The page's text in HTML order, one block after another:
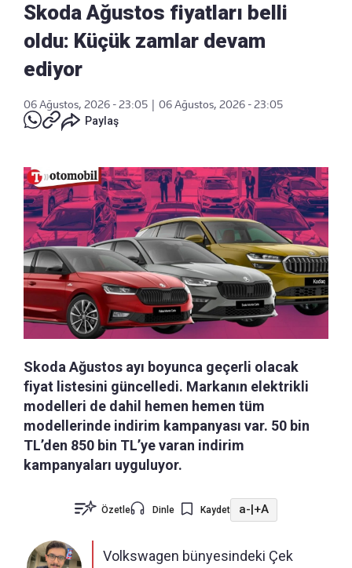
Skoda Ağustos fiyatları belli
oldu: Küçük zamlar devam
ediyor
06 Ağustos, 2026 - 23:05
06 Ağustos, 2026 - 23:05
Paylaş
Skoda Ağustos ayı boyunca geçerli olacak
fiyat listesini güncelledi. Markanın elektrikli
modelleri de dahil hemen hemen tüm
modellerinde indirim kampanyası var. 50 bin
TL’den 850 bin TL’ye varan indirim
kampanyaları uyguluyor.
Özetle Dinle Kaydet a-|+A
Volkswagen bünyesindeki Çek